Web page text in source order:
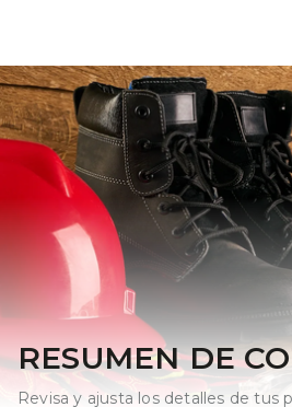
RESUMEN DE
Revisa y ajusta los detalles de tus